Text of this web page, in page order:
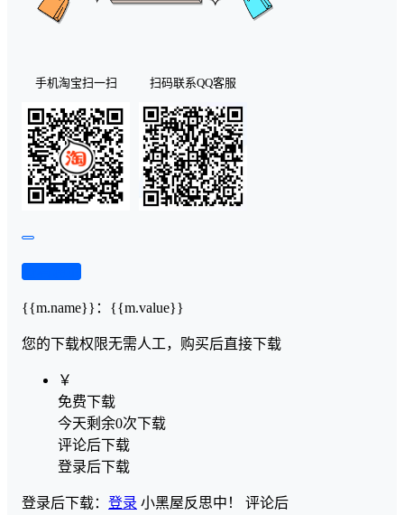
手机淘宝扫一扫 扫码联系QQ客服
{{m.name}} ： {{m.value}}
您的下载权限无需人工，购买后直接下载
￥
免费下载
今天剩余0次下载
评论后下载
登录后下载
登录后下载： 登录 小黑屋反思中！ 评论后